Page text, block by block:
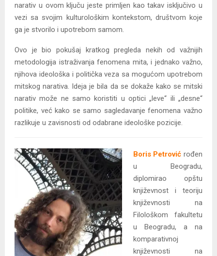
narativ u ovom ključu jeste primljen kao takav isključivo u
vezi sa svojim kulturološkim kontekstom, društvom koje
ga je stvorilo i upotrebom samom.
Ovo je bio pokušaj kratkog pregleda nekih od važnijih
metodologija istraživanja fenomena mita, i jednako važno,
njihova ideološka i politička veza sa mogućom upotrebom
mitskog narativa. Ideja je bila da se dokaže kako se mitski
narativ može ne samo koristiti u optici „leve“ ili „desne“
politike, već kako se samo sagledavanje fenomena važno
razlikuje u zavisnosti od odabrane ideološke pozicije.
Boris Petrović rođen
u Beogradu,
diplomirao opštu
književnost i teoriju
književnosti na
Filološkom fakultetu
u Beogradu, a na
komparativnoj
književnosti na